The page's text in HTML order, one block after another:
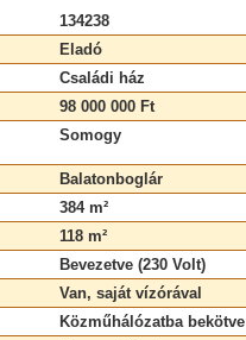
134238
Eladó
Családi ház
98 000 000 Ft
Somogy
Balatonboglár
384 m²
118 m²
Bevezetve (230 Volt)
Van, saját vízórával
Közműhálózatba bekötve